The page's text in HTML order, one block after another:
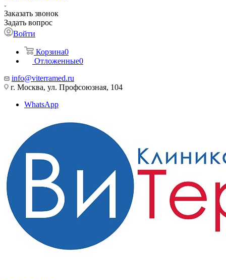
Заказать звонок
Задать вопрос
Войти
Корзина0
Отложенные0
info@viterramed.ru
г. Москва, ул. Профсоюзная, 104
WhatsApp